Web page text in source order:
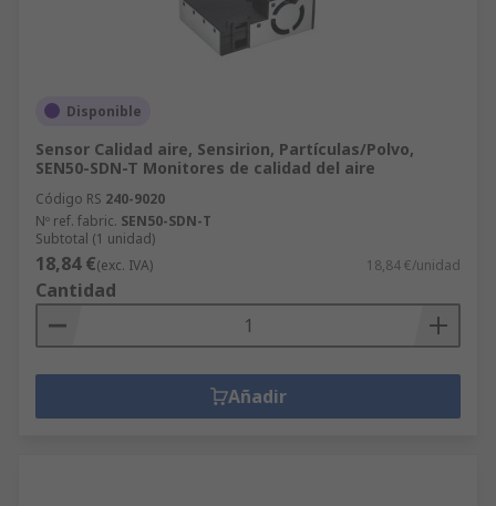
Disponible
Sensor Calidad aire, Sensirion, Partículas/Polvo,
SEN50-SDN-T Monitores de calidad del aire
Código RS 240-9020
Nº ref. fabric. SEN50-SDN-T
Subtotal (1 unidad)
18,84 €(exc. IVA) 18,84 €/unidad
Cantidad
Añadir